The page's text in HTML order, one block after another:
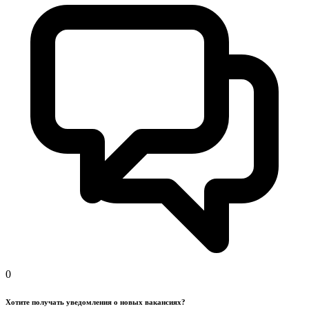
0
Хотите получать уведомления о новых вакансиях?